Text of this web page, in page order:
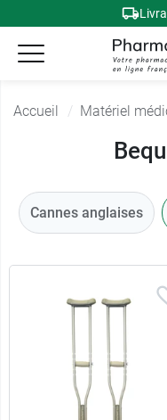
Accueil Matériel
Cannes anglaises